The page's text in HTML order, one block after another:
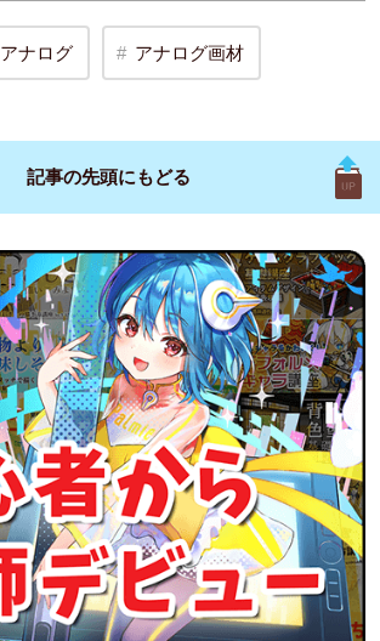
アナログ アナログ画材
記事の先頭にもどる